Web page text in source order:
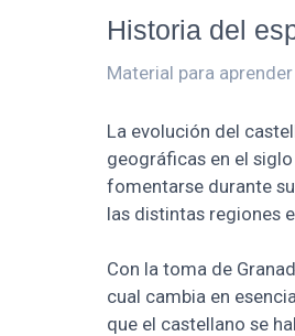
Historia del
Material para
La evolución del
geográficas en el
fomentarse durante
las distintas regiones
Con la toma de
cual cambia en
que el castellano se